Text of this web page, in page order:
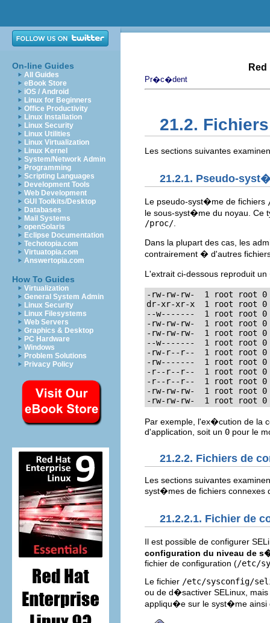
On-line Guides
All Guides
eBook Store
iOS / Android
Linux for Beginners
Office Productivity
Linux Installation
Linux Security
Linux Utilities
Linux Virtualization
Linux Kernel
System/Network Admin
Programming
Scripting Languages
Development Tools
Web Development
GUI Toolkits/Desktop
Databases
Mail Systems
openSolaris
Eclipse Documentation
Techotopia.com
Virtuatopia.com
Answertopia.com
How To Guides
Virtualization
General System Admin
Linux Security
Linux Filesystems
Web Servers
Graphics & Desktop
PC Hardware
Windows
Problem Solutions
Privacy Policy
Pr�c�dent
21.2.
Les sections suivantes
21.2.1. Pseudo-
Le pseudo-syst�me de fichiers
le sous-syst�me du noyau. Ce
/proc/
Dans la plupart des cas, les
contrairement � d'autres
L'extrait ci-dessous reproduit
-rw-rw-rw-  1 root root 0
dr-xr-xr-x  1 root root 0
--w-------  1 root root 0
-rw-rw-rw-  1 root root 0
-rw-rw-rw-  1 root root 0
--w-------  1 root root 0
-rw-r--r--  1 root root 0
-rw-------  1 root root 0
-r--r--r--  1 root root 0
-r--r--r--  1 root root 0
-rw-rw-rw-  1 root root 0
-rw-rw-rw-  1 root root 0
Par exemple, l'ex�cution de la
d'application, soit un 0 pour le
21.2.2. Fichiers de
Les sections suivantes
syst�mes de fichiers
21.2.2.1. Fichier de
Il est possible de configurer
configuration du niveau de
fichier de configuration (/etc/
Le fichier /etc/sysconfig/
ou de d�sactiver SELinux,
appliqu�e sur le syst�me